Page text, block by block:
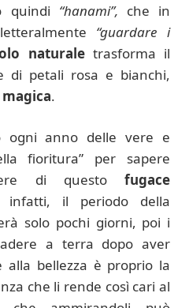
quindi “hanami”, che in
“guardare i
naturaletrasforma il
di petali rosa e bianchi,
.
ogni anno delle vere e
fioritura” per sapere
di questo fugace
infatti, il periodo della
solo pochi giorni, poi i
a terra dopo aver
alla bellezza è proprio la
che li rende così cari al